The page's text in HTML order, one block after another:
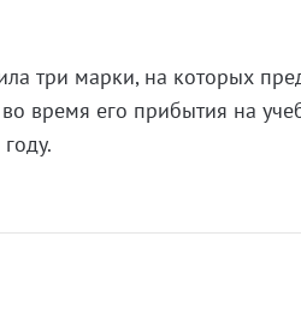
три марки, на которых
время его прибытия на